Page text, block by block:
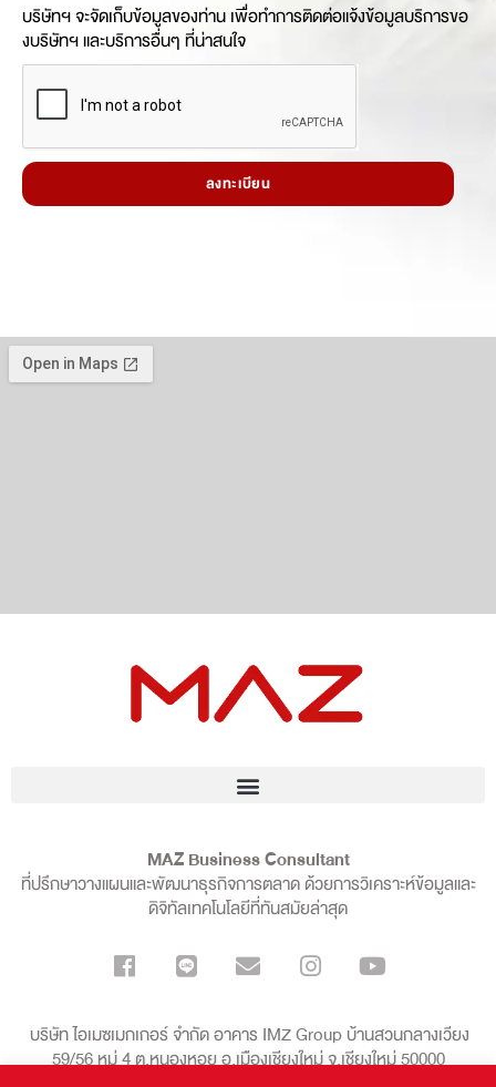
บริษัทฯ จะจัดเก็บข้อมูลของท่าน เพื่อทำการติดต่อแจ้งข้อมูลบริการขอ
งบริษัทฯ และบริการอื่นๆ ที่น่าสนใจ
ลงทะเบียน
MAZ Business Consultant
ที่ปรึกษาวางแผนและพัฒนาธุรกิจการตลาด ด้วยการวิเคราะห์ข้อมูลและ
ดิจิทัลเทคโนโลยีที่ทันสมัยล่าสุด
บริษัท ไอเมซเมกเกอร์ จำกัด อาคาร IMZ Group บ้านสวนกลางเวียง
59/56 หมู่ 4 ต.หนองหอย อ.เมืองเชียงใหม่ จ.เชียงใหม่ 50000